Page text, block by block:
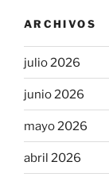
ARCHIVOS
julio 2026
junio 2026
mayo 2026
abril 2026